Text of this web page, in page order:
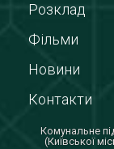
Розклад
Фільми
Новини
Контакти
Комунальне
(Київської